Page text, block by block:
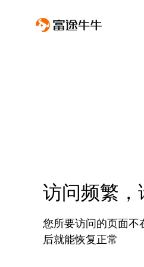
访问频繁，
您所要访问的页面不
后就能恢复正常